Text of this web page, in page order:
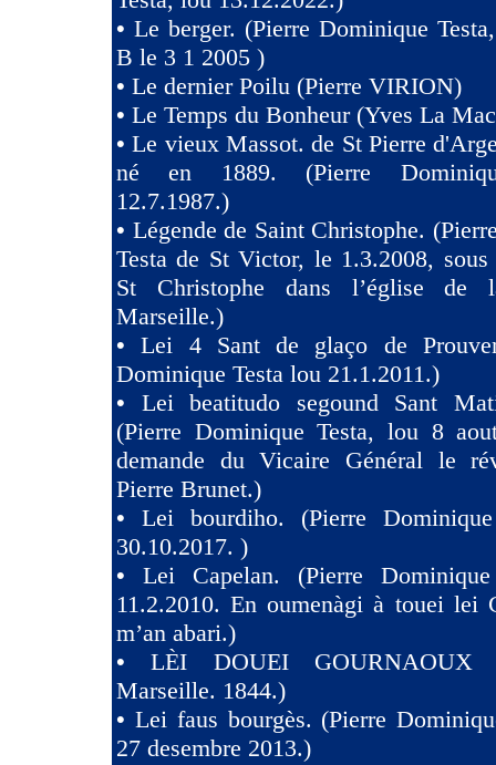
• Le berger. (Pierre Dominique
B le 3 1 2005 )
• Le dernier Poilu (Pierre VIRION)
• Le Temps du Bonheur (Yves La
•Le vieux Massot. de St Pierre
né en 1889. (Pierre
12.7.1987.)
• Légende de Saint Christophe.
Testa de St Victor, le 1.3.2008,
St Christophe dans l’église de
Marseille.)
•Lei 4 Sant de glaço de
Dominique Testa lou 21.1.2011.)
• Lei beatitudo segound Sant
(Pierre Dominique Testa, lou 8
demande du Vicaire Général le
Pierre Brunet.)
• Lei bourdiho. (Pierre
30.10.2017. )
• Lei Capelan. (Pierre
11.2.2010. En oumenàgi à touei lei
m’an abari.)
•LÈI DOUEI GOURNAOUX
Marseille. 1844.)
• Lei faus bourgès. (Pierre
27 desembre 2013.)